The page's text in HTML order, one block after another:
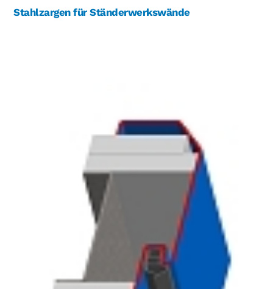
Stahlzargen für Ständerwerkswände